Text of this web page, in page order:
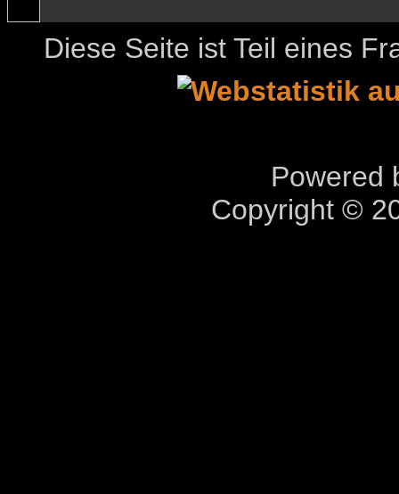
Diese Seite ist Teil eines
Powered
Copyright ©